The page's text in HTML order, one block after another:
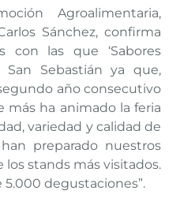
Agroalimentaria,
Sánchez, confirma
con las que ‘Sabores
San Sebastián ya que,
año consecutivo
más ha animado la feria
variedad y calidad de
preparado nuestros
stands más visitados.
degustaciones”.